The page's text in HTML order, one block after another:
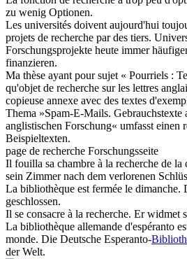
zu wenig Optionen.
Les universités doivent aujourd'hui
projets de recherche par des tiers.
Forschungsprojekte heute immer
finanzieren.
Ma thèse ayant pour sujet « Pourriels :
qu'objetde recherche sur les lettres
copieuse annexe avec des textes
Thema »Spam-E-Mails. Gebrauchstexte
anglistischen Forschung« umfasst einen
Beispieltexten.
page de recherche Forschungsseite
Il fouilla sa chambre à la recherche de la
sein Zimmer nach dem verlorenen
La bibliothèque est fermée le dimanche.
geschlossen.
Il se consacre à la recherche. Er widmet
La bibliothèque allemande d'espéranto
monde. Die Deutsche Esperanto-
der Welt.